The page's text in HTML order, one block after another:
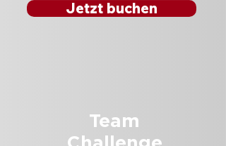
Jetzt buchen
Team